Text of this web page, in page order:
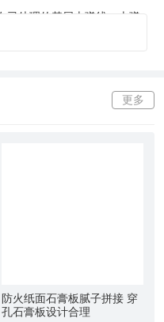
已处理的基层上弹线。上弹
装饰及节约材料考虑,排列时
线,打好孔洞,清理干净后打
如玻璃棉,岩棉等剪切成龙
更多
防火纸面石膏板腻子拼接 穿
孔石膏板设计合理